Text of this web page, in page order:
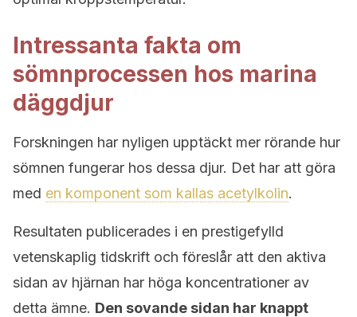
Intressanta fakta om
sömnprocessen hos marina
däggdjur
Forskningen har nyligen upptäckt mer rörande hur
sömnen fungerar hos dessa djur. Det har att göra
med en komponent som kallas acetylkolin.
Resultaten publicerades i en prestigefylld
vetenskaplig tidskrift och föreslår att den aktiva
sidan av hjärnan har höga koncentrationer av
detta ämne. Den sovande sidan har knappt